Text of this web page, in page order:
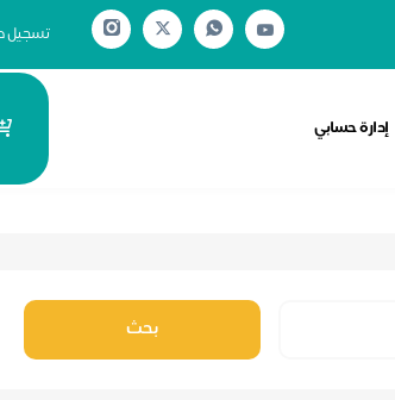
تسجيل
إدارة حسابي
بحث